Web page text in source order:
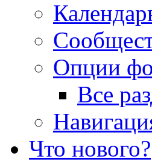
Опции
Все
Что нового?